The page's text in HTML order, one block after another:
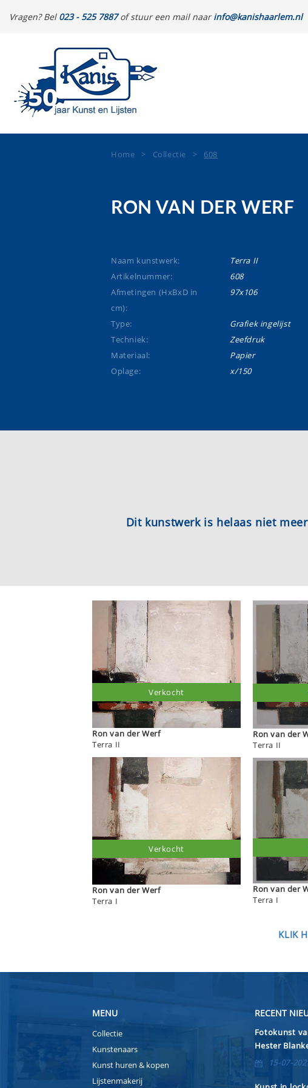
Vragen? Bel 023 - 525 7887of stuur een mail naarinfo@kanishaarlem.nl
Home > Collectie > 608
RON VAN DER WERF
Naam kunstwerk:
Terra II
Artikelnummer:
608
Afmetingen (HxBxD in
cm):
97x106
Type:
Grafiek ingelijst
Techniek:
Zeefdruk
Materiaal:
Papier
Oplage:
x/150
Dit kunstwerk is helaas niet
Ron van der Werf
Terra II
Verkocht
Ron van der Werf
Terra I
Verkocht
Ron van der
Terra II
Ron van der
Terra I
KLIK
MENU
Collectie
Kunstenaars
Kunst huren & kopen
Lijstenmakerij
RECENT
Fotokunst
Hester
15-07-